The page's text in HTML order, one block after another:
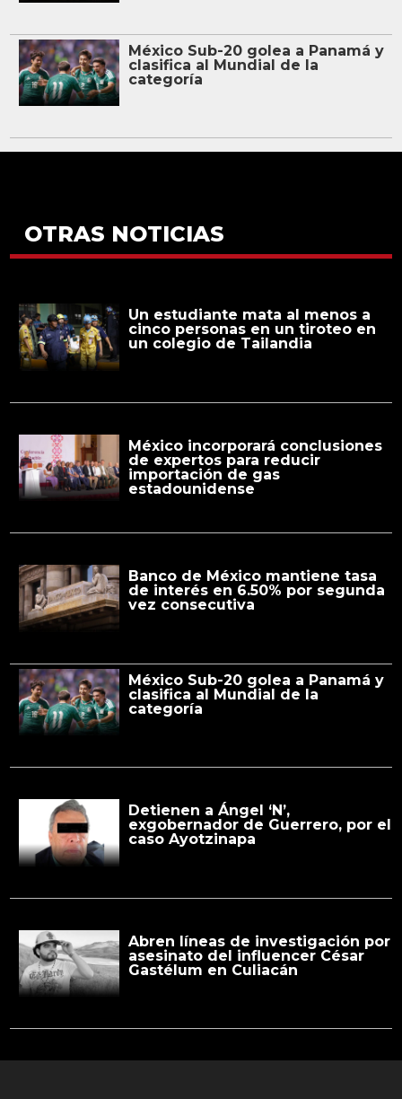
México Sub-20 golea a Panamá y
clasifica al Mundial de la
categoría
OTRAS NOTICIAS
Un estudiante mata al menos a
cinco personas en un tiroteo en
un colegio de Tailandia
México incorporará conclusiones
de expertos para reducir
importación de gas
estadounidense
Banco de México mantiene tasa
de interés en 6.50% por segunda
vez consecutiva
México Sub-20 golea a Panamá y
clasifica al Mundial de la
categoría
Detienen a Ángel ‘N’,
exgobernador de Guerrero, por el
caso Ayotzinapa
Abren líneas de investigación por
asesinato del influencer César
Gastélum en Culiacán